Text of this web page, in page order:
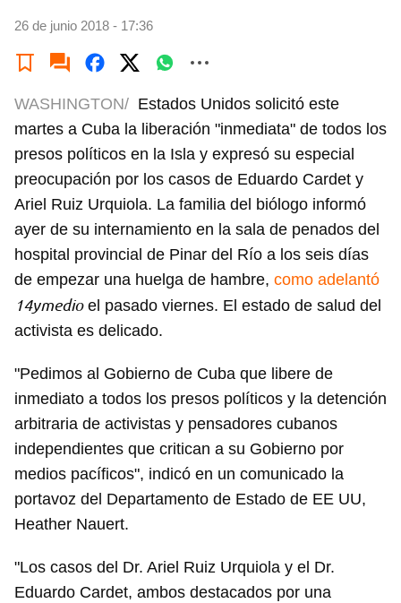
26 de junio 2018 - 17:36
WASHINGTON/ Estados Unidos solicitó este
martes a Cuba la liberación "inmediata" de todos los
presos políticos en la Isla y expresó su especial
preocupación por los casos de Eduardo Cardet y
Ariel Ruiz Urquiola. La familia del biólogo informó
ayer de su internamiento en la sala de penados del
hospital provincial de Pinar del Río a los seis días
de empezar una huelga de hambre, como adelantó
14ymedioel pasado viernes. El estado de salud del
activista es delicado.
"Pedimos al Gobierno de Cuba que libere de
inmediato a todos los presos políticos y la detención
arbitraria de activistas y pensadores cubanos
independientes que critican a su Gobierno por
medios pacíficos", indicó en un comunicado la
portavoz del Departamento de Estado de EE UU,
Heather Nauert.
"Los casos del Dr. Ariel Ruiz Urquiola y el Dr.
Eduardo Cardet, ambos destacados por una